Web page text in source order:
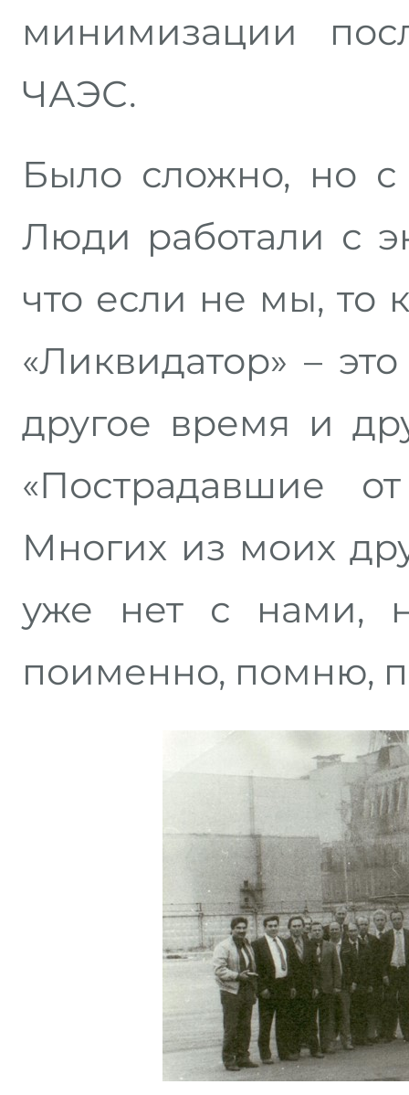
минимизации
ЧАЭС.
Было сложно, но с
Люди работали с
что если не мы, то
«Ликвидатор» –
другое время и
«Пострадавшие
Многих из моих
уже нет с нами,
поименно, помню,